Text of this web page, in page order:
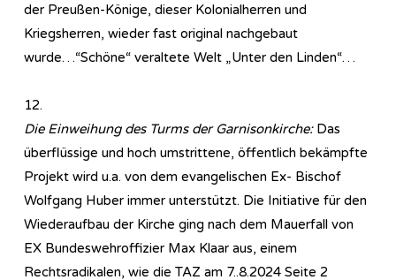
der Preußen-Könige, dieser Kolonialherren und
Kriegsherren, wieder fast original nachgebaut
wurde…“Schöne“ veraltete Welt „Unter den Linden“…
12.
Die Einweihung des Turms der Garnisonkirche:Das
überflüssige und hoch umstrittene, öffentlich bekämpfte
Projekt wird u.a. von dem evangelischen Ex- Bischof
Wolfgang Huber immer unterstützt. Die Initiative für den
Wiederaufbau der Kirche ging nach dem Mauerfall von
EX Bundeswehroffizier Max Klaar aus, einem
Rechtsradikalen, wie die TAZ am 7..8.2024 Seite 2